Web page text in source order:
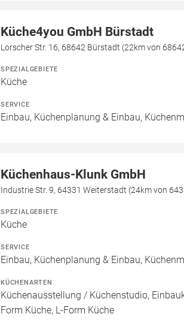
Küche4you GmbH Bürstadt
Lorscher Str. 16, 68642 Bürstadt (22km von
SPEZIALGEBIETE
Küche
SERVICE
Einbau, Küchenplanung & Einbau,
Küchenhaus-Klunk GmbH
Industrie Str. 9, 64331 Weiterstadt (24km von
SPEZIALGEBIETE
Küche
SERVICE
Einbau, Küchenplanung & Einbau,
KÜCHENARTEN
Küchenausstellung / Küchenstudio,
Form Küche, L-Form Küche